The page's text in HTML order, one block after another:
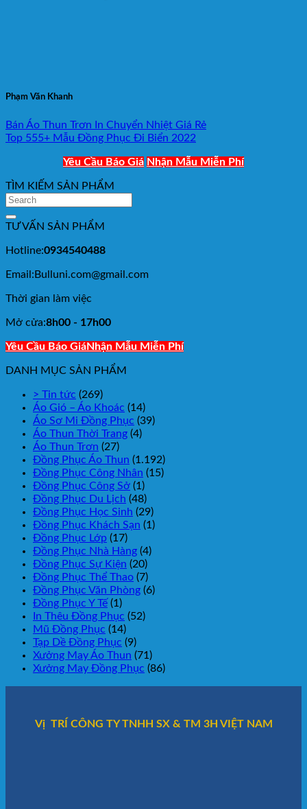
Phạm Văn Khanh
Bán Áo Thun Trơn In Chuyển Nhiệt Giá Rẻ
Top 555+ Mẫu Đồng Phục Đi Biển 2022
Yêu Cầu Báo Giá Nhận Mẫu Miễn Phí
TÌM KIẾM SẢN PHẨM
TƯ VẤN SẢN PHẨM
Hotline:0934540488
Email:Bulluni.com@gmail.com
Thời gian làm việc
Mở cửa:8h00 - 17h00
Yêu Cầu Báo GiáNhận Mẫu Miễn Phí
DANH MỤC SẢN PHẨM
> Tin tức (269)
Áo Gió – Áo Khoác (14)
Áo Sơ Mi Đồng Phục (39)
Áo Thun Thời Trang (4)
Áo Thun Trơn (27)
Đồng Phục Áo Thun (1.192)
Đồng Phục Công Nhân (15)
Đồng Phục Công Sở (1)
Đồng Phục Du Lịch (48)
Đồng Phục Học Sinh (29)
Đồng Phục Khách Sạn (1)
Đồng Phục Lớp (17)
Đồng Phục Nhà Hàng (4)
Đồng Phục Sự Kiện (20)
Đồng Phục Thể Thao (7)
Đồng Phục Văn Phòng (6)
Đồng Phục Y Tế(1)
In Thêu Đồng Phục (52)
Mũ Đồng Phục (14)
Tạp Dề Đồng Phục (9)
Xưởng May Áo Thun (71)
Xưởng May Đồng Phục (86)
Vị TRÍ CÔNG TY TNHH SX & TM 3H VIỆT NAM